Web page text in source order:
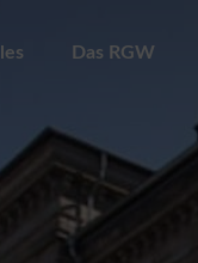
Das RGW